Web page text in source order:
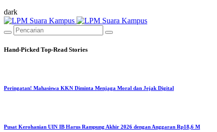
dark
Hand-Picked Top-Read Stories
Peringatan! Mahasiswa KKN Diminta Menjaga Moral dan Jejak Digital
Pusat Kerohanian UIN IB Harus Rampung Akhir 2026 dengan Anggaran Rp18,6 M